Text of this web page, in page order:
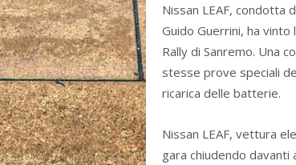
Nissan LEAF, condotta
Guido Guerrini, ha vinto
Rally di Sanremo. Una
stesse prove speciali
ricarica delle batterie.
Nissan LEAF, vettura
gara chiudendo